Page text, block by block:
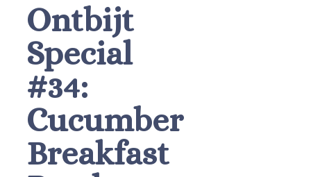
Ontbijt
Special
#34:
Cucumber
Breakfast